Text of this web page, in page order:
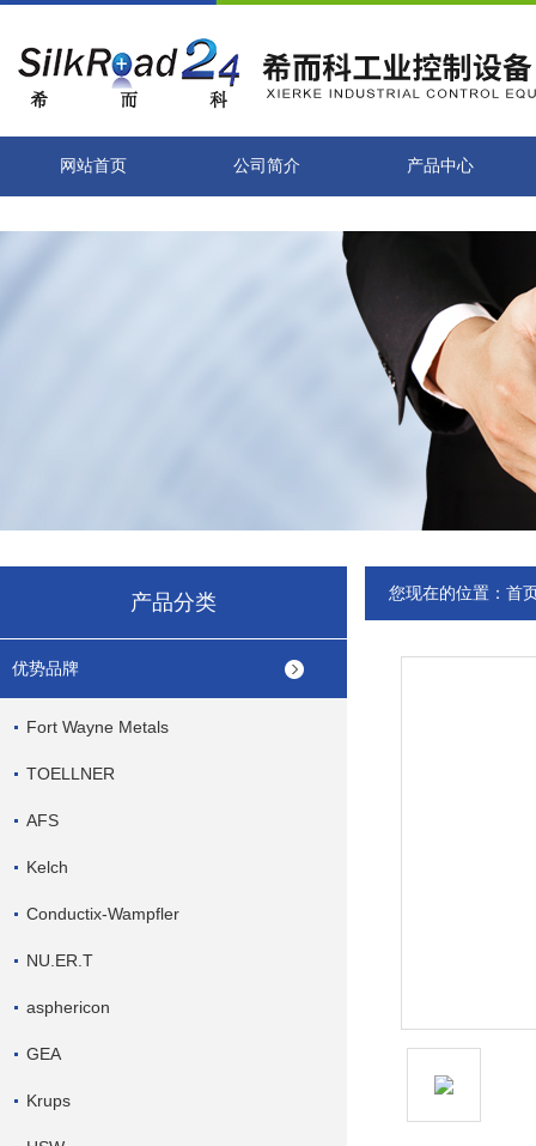
网站首页 公司简介 产品中心
产品分类
优势品牌
Fort Wayne Metals
TOELLNER
AFS
Kelch
Conductix-Wampfler
NU.ER.T
asphericon
GEA
Krups
您现在的位置： 首